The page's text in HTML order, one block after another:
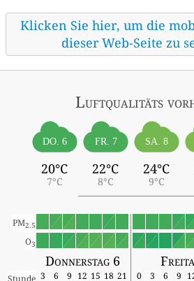
Klicken Sie hier, um die
dieser Web-Seite zu
Luftqualitäts
DO. 6
20°C
7°C
FR. 7
22°C
8°C
SA. 8
24°C
9°C
PM2.5
O3
Donnerstag 6
Stunde 3 6 9 12 15 18 21 0 3 6 9